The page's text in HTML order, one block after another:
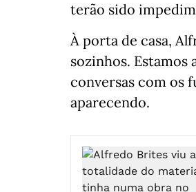
terão sido
À porta de casa,
sozinhos. Estamos
conversas com os
aparecendo.